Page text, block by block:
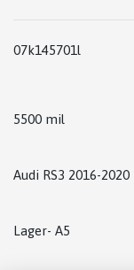
07k145701l
5500 mil
Audi RS3 2016-2020
Lager- A5